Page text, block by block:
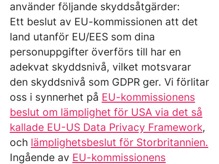
använder följande skyddsåtgärder:
Ett beslut av EU-kommissionen att det
land utanför EU/EES som dina
personuppgifter överförs till har en
adekvat skyddsnivå, vilket motsvarar
den skyddsnivå som GDPR ger. Vi förlitar
oss i synnerhet på EU-kommissionens
beslut om lämplighet för USA via det så
kallade EU-US Data Privacy Framework,
och lämplighetsbeslut för Storbritannien.
Ingående av EU-kommissionens